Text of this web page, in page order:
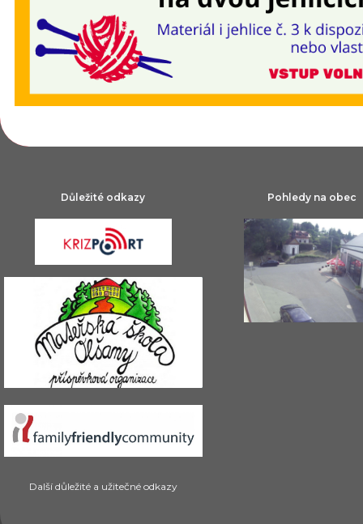
Důležité odkazy
Další důležité a užitečné odkazy
Pohledy na obec